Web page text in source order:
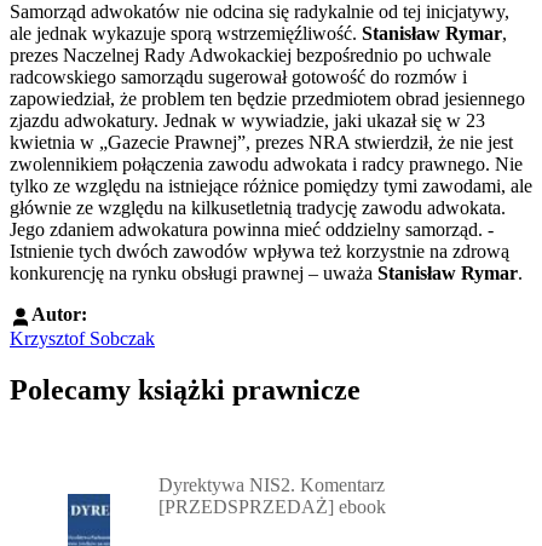
Samorząd adwokatów nie odcina się radykalnie od tej inicjatywy,
ale jednak wykazuje sporą wstrzemięźliwość. Stanisław Rymar,
prezes Naczelnej Rady Adwokackiej bezpośrednio po uchwale
radcowskiego samorządu sugerował gotowość do rozmów i
zapowiedział, że problem ten będzie przedmiotem obrad jesiennego
zjazdu adwokatury. Jednak w wywiadzie, jaki ukazał się w 23
kwietnia w „Gazecie Prawnej”, prezes NRA stwierdził, że nie jest
zwolennikiem połączenia zawodu adwokata i radcy prawnego. Nie
tylko ze względu na istniejące różnice pomiędzy tymi zawodami, ale
głównie ze względu na kilkusetletnią tradycję zawodu adwokata.
Jego zdaniem adwokatura powinna mieć oddzielny samorząd. -
Istnienie tych dwóch zawodów wpływa też korzystnie na zdrową
konkurencję na rynku obsługi prawnej – uważa Stanisław Rymar.
Autor:
Krzysztof Sobczak
Polecamy książki prawnicze
Dyrektywa NIS2. Komentarz
[PRZEDSPRZEDAŻ] ebook